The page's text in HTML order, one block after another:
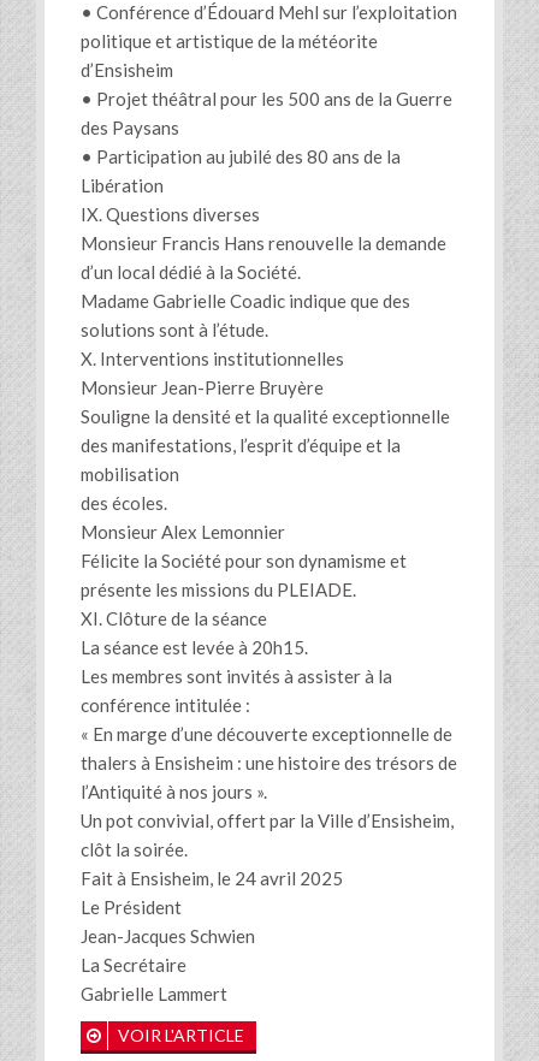
• Conférence d’Édouard Mehl sur l’exploitation
politique et artistique de la météorite
d’Ensisheim
• Projet théâtral pour les 500 ans de la Guerre
des Paysans
• Participation au jubilé des 80 ans de la
Libération
IX. Questions diverses
Monsieur Francis Hans renouvelle la demande
d’un local dédié à la Société.
Madame Gabrielle Coadic indique que des
solutions sont à l’étude.
X. Interventions institutionnelles
Monsieur Jean-Pierre Bruyère
Souligne la densité et la qualité exceptionnelle
des manifestations, l’esprit d’équipe et la
mobilisation
des écoles.
Monsieur Alex Lemonnier
Félicite la Société pour son dynamisme et
présente les missions du PLEIADE.
XI. Clôture de la séance
La séance est levée à 20h15.
Les membres sont invités à assister à la
conférence intitulée :
« En marge d’une découverte exceptionnelle de
thalers à Ensisheim : une histoire des trésors de
l’Antiquité à nos jours ».
Un pot convivial, offert par la Ville d’Ensisheim,
clôt la soirée.
Fait à Ensisheim, le 24 avril 2025
Le Président
Jean-Jacques Schwien
La Secrétaire
Gabrielle Lammert
VOIR L'ARTICLE